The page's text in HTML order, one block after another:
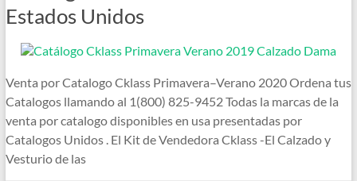
Estados Unidos
Venta por Catalogo Cklass Primavera–Verano 2020 Ordena tus
Catalogos llamando al 1(800) 825-9452 Todas la marcas de la
venta por catalogo disponibles en usa presentadas por
Catalogos Unidos . El Kit de Vendedora Cklass -El Calzado y
Vesturio de las